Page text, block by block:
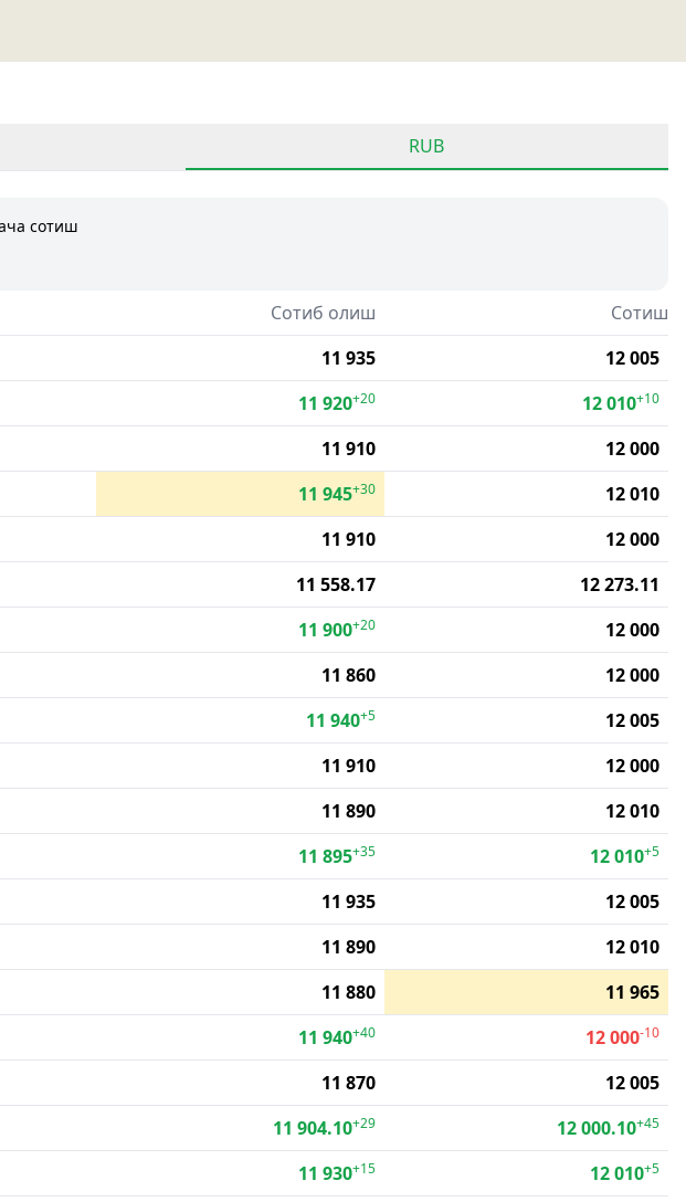
RUB
сотиш
Сотиб олиш
Сотиш
11 935
12 005
11 920+20 12 010+10
11 910
12 000
11 945+30
12 010
11 910
12 000
11 558.17
12 273.11
11 900+20
12 000
11 860
12 000
11 940+5
12 005
11 910
12 000
11 890
12 010
11 895+35 12 010+5
11 935
12 005
11 890
12 010
11 880
11 965
11 940+40 12 000-10
11 870
12 005
11 904.10+29 12 000.10+45
11 930+15 12 010+5